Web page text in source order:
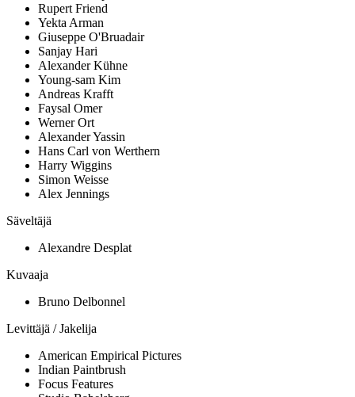
Rupert Friend
Yekta Arman
Giuseppe O'Bruadair
Sanjay Hari
Alexander Kühne
Young-sam Kim
Andreas Krafft
Faysal Omer
Werner Ort
Alexander Yassin
Hans Carl von Werthern
Harry Wiggins
Simon Weisse
Alex Jennings
Säveltäjä
Alexandre Desplat
Kuvaaja
Bruno Delbonnel
Levittäjä / Jakelija
American Empirical Pictures
Indian Paintbrush
Focus Features